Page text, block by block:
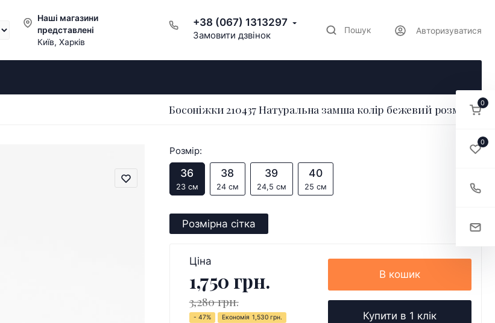
Наші магазини
представлені
Київ, Харків
+38 (067) 1313297
Замовити дзвінок Пошук Авторизуватися
Босоніжки 210437 Натуральна замша колір бежевий розмір 36
Розмір:
36
23 см
38
24 см
39
24,5 см
40
25 см
Розмірна сітка
Ціна
1,750 грн.
3,280 грн.
- 47% Економія 1,530 грн.
В кошик
Купити в 1 клік
0
0